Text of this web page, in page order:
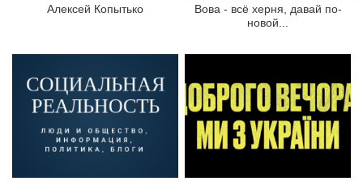
Алексей Копытько
Вова - всё херня, давай по-
новой...